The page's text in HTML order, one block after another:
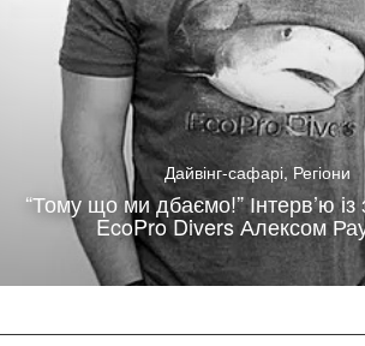
Дайвінг-сафарі,Регіони
“Тому що ми дбаємо!” Інтерв’ю
EcoPro Divers Алексом